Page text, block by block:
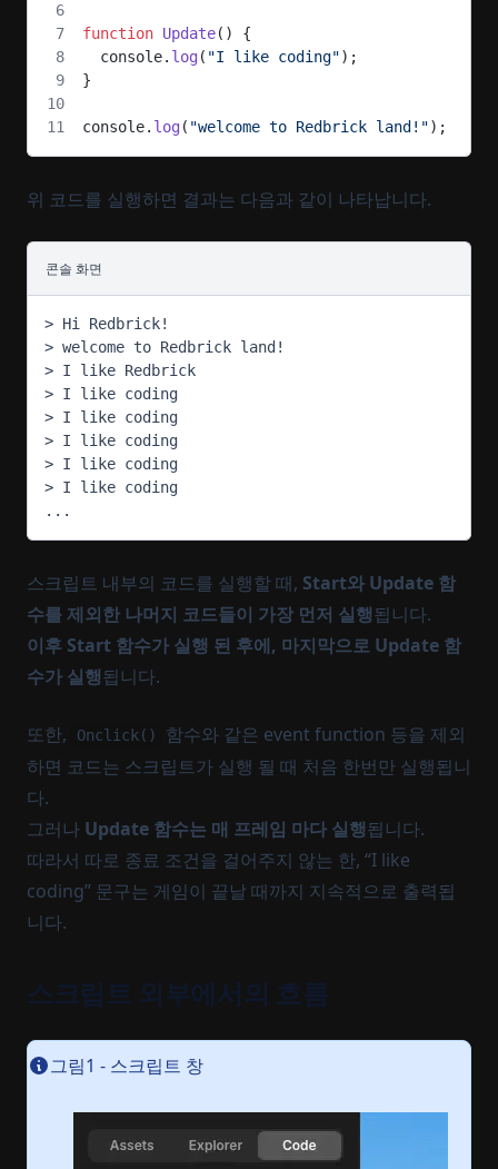
function Update() {
  console.
log( "I like coding");
}
console. log( "welcome to Redbrick land!");
위 코드를 실행하면 결과는 다음과 같이 나타납니다.
콘솔 화면
> Hi Redbrick!
> welcome to Redbrick land!
> I like Redbrick
> I like coding
> I like coding
> I like coding
> I like coding
> I like coding
...
스크립트 내부의 코드를 실행할 때, Start와 Update 함
수를 제외한 나머지 코드들이 가장 먼저 실행됩니다.
이후 Start 함수가 실행 된 후에, 마지막으로 Update 함
수가 실행됩니다.
또한, Onclick()
함수와 같은 event function 등을 제외
하면 코드는 스크립트가 실행 될 때 처음 한번만 실행됩니
다.
그러나 Update 함수는 매 프레임 마다 실행됩니다.
따라서 따로 종료 조건을 걸어주지 않는 한, “I like
coding” 문구는 게임이 끝날 때까지 지속적으로 출력됩
니다.
스크립트 외부에서의 흐름
그림1 - 스크립트 창